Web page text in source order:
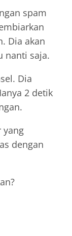
spam
Dia akan
nanti saja.
Dia
2 detik
yang
dengan